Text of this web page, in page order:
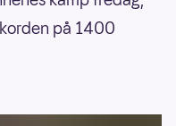
på 1400